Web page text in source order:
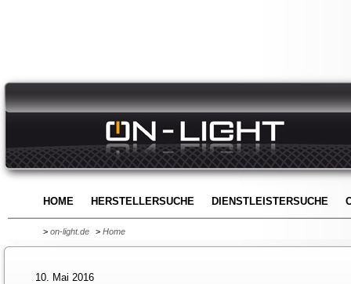
HOME HERSTELLERSUCHE DIENSTLEISTERSUCHE
> on-light.de > Home
10. Mai 2016